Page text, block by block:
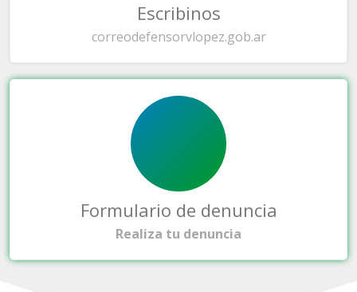
Escribinos
correodefensorvlopez.gob.ar
Formulario de denuncia
Realiza tu denuncia